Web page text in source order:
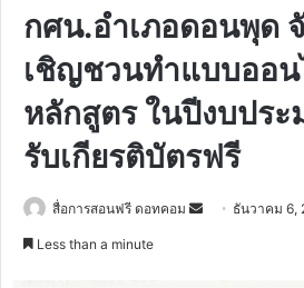
กศน.อำเภอดอนพุด
เชิญชวนทำแบบออน
หลักสูตร ในปีงบปร
รับเกียรติบัตรฟรี
สื่อการสอนฟรี ดอทคอม
Send ธันวาคม 6,
Less than a minute